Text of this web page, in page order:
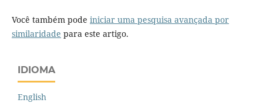
Você também pode iniciar uma pesquisa avançada por
similaridade para este artigo.
IDIOMA
English